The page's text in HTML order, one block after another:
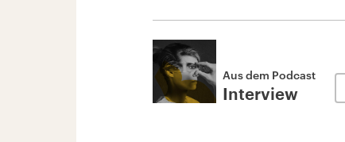
Aus dem Podcast
Interview